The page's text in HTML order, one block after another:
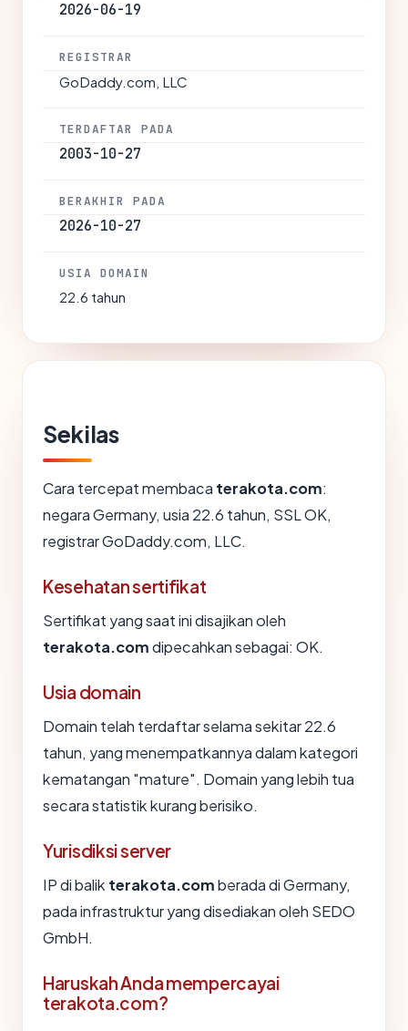
2026-06-19
REGISTRAR
GoDaddy.com, LLC
TERDAFTAR PADA
2003-10-27
BERAKHIR PADA
2026-10-27
USIA DOMAIN
22.6 tahun
Sekilas
Cara tercepat membaca terakota.com:
negara Germany, usia 22.6 tahun, SSL OK,
registrar GoDaddy.com, LLC.
Kesehatan sertifikat
Sertifikat yang saat ini disajikan oleh
terakota.comdipecahkan sebagai: OK.
Usia domain
Domain telah terdaftar selama sekitar 22.6
tahun, yang menempatkannya dalam kategori
kematangan "mature". Domain yang lebih tua
secara statistik kurang berisiko.
Yurisdiksi server
IP di balik terakota.comberada di Germany,
pada infrastruktur yang disediakan oleh SEDO
GmbH.
Haruskah Anda mempercayai
terakota.com?